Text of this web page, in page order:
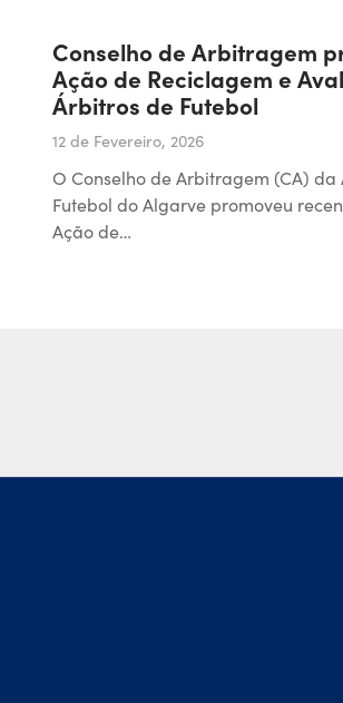
Conselho de Arbitragem
Ação de Reciclagem e
Árbitros de Futebol
12 de Fevereiro, 2026
O Conselho de Arbitragem (CA) da
Futebol do Algarve promoveu
Ação de…